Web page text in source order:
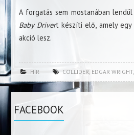
A forgatás sem mostanában
Baby Drivert készíti elő, amely
akció lesz.
HÍR COLLIDER, EDGAR WRIGHT,
FACEBOOK